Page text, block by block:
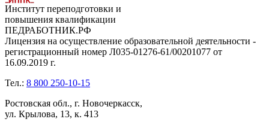
Институт переподготовки и
повышения квалификации
ПЕДРАБОТНИК.РФ
Лицензия на осуществление образовательной деятельности -
регистрационный номер Л035-01276-61/00201077 от
16.09.2019 г.
Тел.: 8 800 250-10-15
Ростовская обл., г. Новочеркасск,
ул. Крылова, 13, к. 413